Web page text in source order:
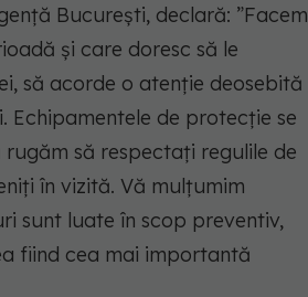
București, declară: ”Facem
și care doresc să le
să acorde o atenție deosebită
Echipamentele de protecție se
să respectați regulile de
în vizită. Vă mulțumim
sunt luate în scop preventiv,
fiind cea mai importantă